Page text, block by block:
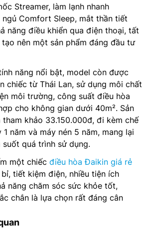
Streamer, làm lạnh nhanh
Comfort Sleep, mắt thần tiết
năng điều khiển qua điện thoại, tất
nên một sản phẩm đáng đầu tư
năng nổi bật, model còn được
chiếc từ Thái Lan, sử dụng môi chất
môi trường, công suất điều hòa
cho không gian dưới 40m². Sản
tham khảo 33.150.000đ, đi kèm chế
năm và máy nén 5 năm, mang lại
quá trình sử dụng.
một chiếc điều hòa Đaikin giá rẻ
tiết kiệm điện, nhiều tiện ích
năng chăm sóc sức khỏe tốt,
chắn là lựa chọn rất đáng cân